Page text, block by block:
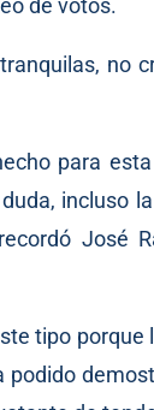
de votos.
no
para
incluso
José
tipo